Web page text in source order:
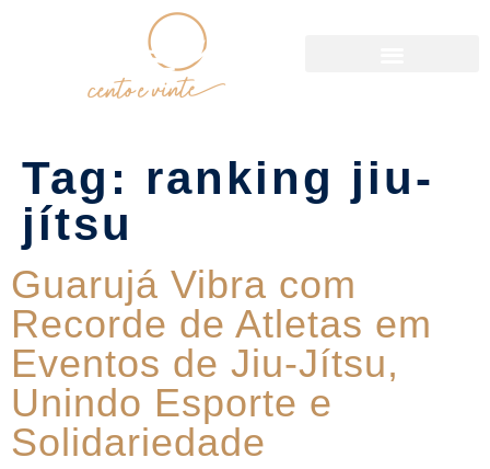
Tag: ranking jiu-
jítsu
Guarujá Vibra com
Recorde de Atletas em
Eventos de Jiu-Jítsu,
Unindo Esporte e
Solidariedade